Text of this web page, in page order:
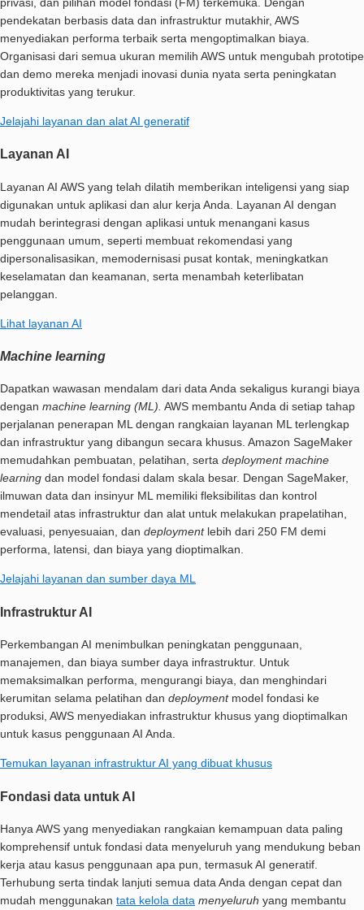
pendekatan berbasis data dan infrastruktur mutakhir, AWS
menyediakan performa terbaik serta mengoptimalkan biaya.
Organisasi dari semua ukuran memilih AWS untuk mengubah prototipe
dan demo mereka menjadi inovasi dunia nyata serta peningkatan
produktivitas yang terukur.
Jelajahi layanan dan alat AI generatif
Layanan AI
Layanan AI AWS yang telah dilatih memberikan inteligensi yang siap
digunakan untuk aplikasi dan alur kerja Anda. Layanan AI dengan
mudah berintegrasi dengan aplikasi untuk menangani kasus
penggunaan umum, seperti membuat rekomendasi yang
dipersonalisasikan, memodernisasi pusat kontak, meningkatkan
keselamatan dan keamanan, serta menambah keterlibatan
pelanggan.
Lihat layanan AI
Machine learning
Dapatkan wawasan mendalam dari data Anda sekaligus kurangi biaya
dengan machine learning (ML). AWS membantu Anda di setiap tahap
perjalanan penerapan ML dengan rangkaian layanan ML terlengkap
dan infrastruktur yang dibangun secara khusus. Amazon SageMaker
memudahkan pembuatan, pelatihan, serta deployment machine
learning dan model fondasi dalam skala besar. Dengan SageMaker,
ilmuwan data dan insinyur ML memiliki fleksibilitas dan kontrol
mendetail atas infrastruktur dan alat untuk melakukan prapelatihan,
evaluasi, penyesuaian, dan deploymentlebih dari 250 FM demi
performa, latensi, dan biaya yang dioptimalkan.
Jelajahi layanan dan sumber daya ML
Infrastruktur AI
Perkembangan AI menimbulkan peningkatan penggunaan,
manajemen, dan biaya sumber daya infrastruktur. Untuk
memaksimalkan performa, mengurangi biaya, dan menghindari
kerumitan selama pelatihan dan deploymentmodel fondasi ke
produksi, AWS menyediakan infrastruktur khusus yang dioptimalkan
untuk kasus penggunaan AI Anda.
Temukan layanan infrastruktur AI yang dibuat khusus
Fondasi data untuk AI
Hanya AWS yang menyediakan rangkaian kemampuan data paling
komprehensif untuk fondasi data menyeluruh yang mendukung beban
kerja atau kasus penggunaan apa pun, termasuk AI generatif.
Terhubung serta tindak lanjuti semua data Anda dengan cepat dan
mudah menggunakan tata kelola data menyeluruh yang membantu